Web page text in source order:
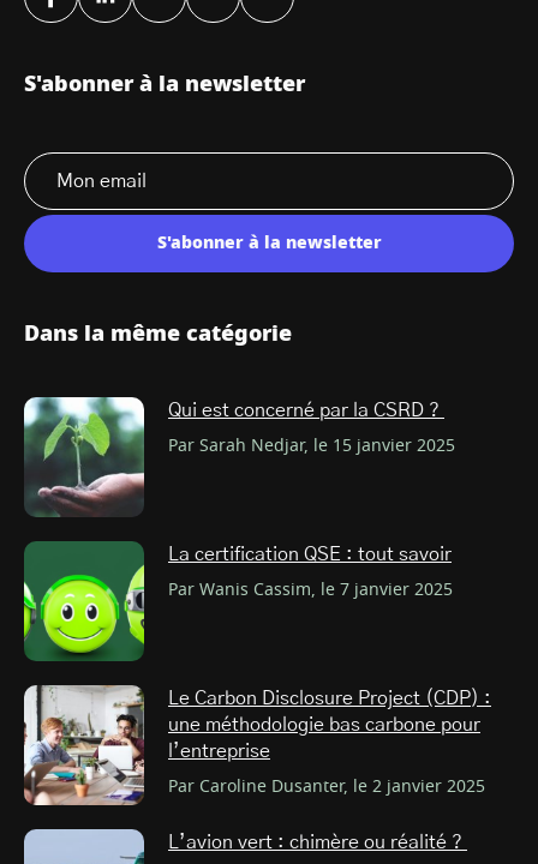
S'abonner à la newsletter
S'abonner à la newsletter
Dans la même catégorie
Qui est concerné par la CSRD ?
Par Sarah Nedjar, le 15 janvier 2025
La certification QSE : tout savoir
Par Wanis Cassim, le 7 janvier 2025
Le Carbon Disclosure Project (CDP) :
une méthodologie bas carbone pour
l’entreprise
Par Caroline Dusanter, le 2 janvier 2025
L’avion vert : chimère ou réalité ?